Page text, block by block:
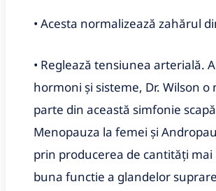
• Acesta normalizează zahărul
• Reglează tensiunea arterială.
hormoni și sisteme, Dr. Wilson
parte din această simfonie
Menopauza la femei și
prin producerea de cantități
buna functie a glandelor